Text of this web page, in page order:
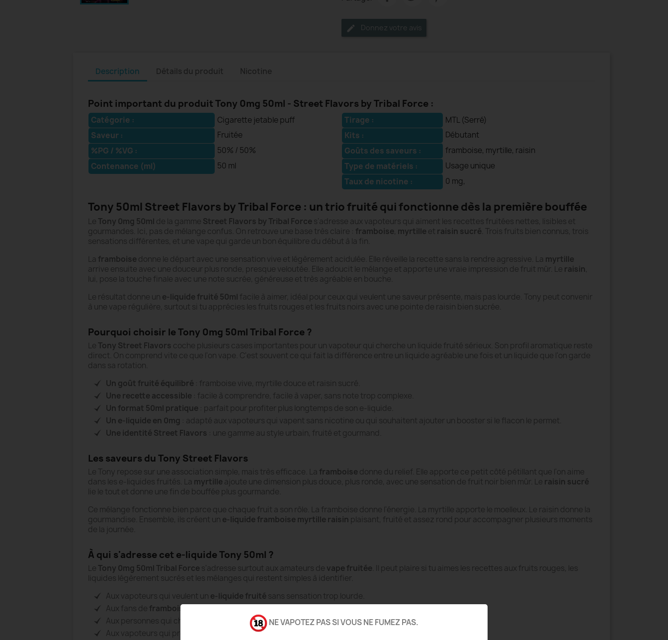
Donnez votre avis
Description Détails du produit Nicotine
Point important du produit Tony 0mg 50ml - Street Flavors by Tribal Force :
Catégorie :
Cigarette jetable puff
Saveur :
Fruitée
%PG / %VG :
50% / 50%
Contenance (ml)
50 ml
Tirage :
MTL (Serré)
Kits :
Débutant
Goûts des saveurs :
framboise, myrtille, raisin
Type de matériels :
Usage unique
Taux de nicotine :
0 mg,
Tony 50ml Street Flavors by Tribal Force : un trio fruité qui fonctionne dès la première bouffée
Le Tony 0mg 50ml de la gamme Street Flavors by Tribal Force s'adresse aux vapoteurs qui aiment les recettes fruitées nettes, lisibles et
gourmandes. Ici, pas de mélange confus. On retrouve une base très claire : framboise, myrtille et raisin sucré . Trois fruits bien connus, trois
sensations différentes, et une vape qui garde un bon équilibre du début à la fin.
La framboise donne le départ avec une sensation vive et légèrement acidulée. Elle réveille la recette sans la rendre agressive. La myrtille
arrive ensuite avec une douceur plus ronde, presque veloutée. Elle adoucit le mélange et apporte une vraie impression de fruit mûr. Le raisin,
lui, pose la touche finale avec une note sucrée, généreuse et très agréable en bouche.
Le résultat donne un e-liquide fruité 50ml facile à aimer, idéal pour ceux qui veulent une saveur présente, mais pas lourde. Tony peut convenir
à une vape régulière, surtout si tu apprécies les fruits rouges et les fruits noirs avec une pointe de raisin bien sucrée.
Pourquoi choisir le Tony 0mg 50ml Tribal Force ?
Le Tony Street Flavors coche plusieurs cases importantes pour un vapoteur qui cherche un liquide fruité sérieux. Son profil aromatique reste
direct. On comprend vite ce que l'on vape. C'est souvent ce qui fait la différence entre un liquide agréable une fois et un liquide que l'on garde
dans sa rotation.
Un goût fruité équilibré : framboise vive, myrtille douce et raisin sucré.
Une recette accessible : facile à comprendre, facile à vaper, sans note trop complexe.
Un format 50ml pratique : parfait pour profiter plus longtemps de son e-liquide.
Un e-liquide en 0mg : adapté aux vapoteurs qui vapent sans nicotine ou qui souhaitent ajouter un booster si le flacon le permet.
Une identité Street Flavors : une gamme au style urbain, fruité et gourmand.
Les saveurs du Tony Street Flavors
Le Tony repose sur une association simple, mais très efficace. La framboise donne du relief. Elle apporte ce petit côté pétillant que l'on aime
dans les e-liquides fruités. La myrtille ajoute une dimension plus douce, plus ronde, avec une sensation de fruit noir bien mûr. Le raisin sucré
lie le tout et donne une fin de bouffée plus gourmande.
Ce mélange fonctionne bien parce que chaque fruit a son rôle. La framboise donne l'énergie. La myrtille apporte le moelleux. Le raisin donne la
gourmandise. Ensemble, ils créent un e-liquide framboise myrtille raisin plaisant, fruité et assez rond pour accompagner plusieurs moments
de la journée.
À qui s'adresse cet e-liquide Tony 50ml ?
Le Tony 0mg 50ml Tribal Force s'adresse surtout aux amateurs de vape fruitée . Il peut plaire si tu aimes les recettes aux fruits rouges, les
liquides légèrement sucrés et les mélanges qui restent simples à identifier.
Aux vapoteurs qui veulent un e-liquide fruité sans sensation trop lourde.
Aux fans de framboise
Aux personnes qui cherchent un liquide agréable pour une vape quotidienne.
Aux vapoteurs qui préfèrent les goûts francs aux recettes trop chargées.
NE VAPOTEZ PAS SI VOUS NE FUMEZ PAS.